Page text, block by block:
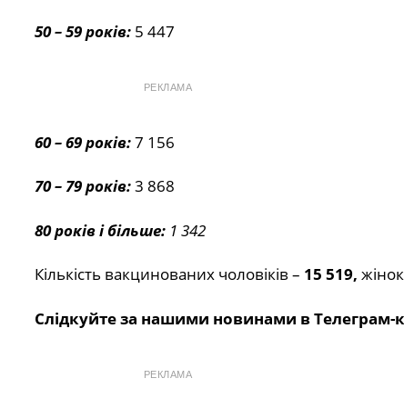
50 – 59 років: 5 447
РЕКЛАМА
60 – 69 років:7 156
70 – 79 років:3 868
80 років і більше: 1 342
Кількість вакцинованих чоловіків – 15 519,
Слідкуйте за нашими новинами в Телеграм-
РЕКЛАМА